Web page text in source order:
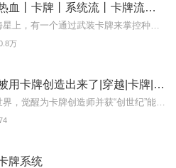
终极星卡师丨热血丨卡牌丨系统流丨卡牌流点击过亿神作丨VIP免费
万
【免费】女主被用卡牌创造出来了|穿越|卡牌|金手指
牌系统